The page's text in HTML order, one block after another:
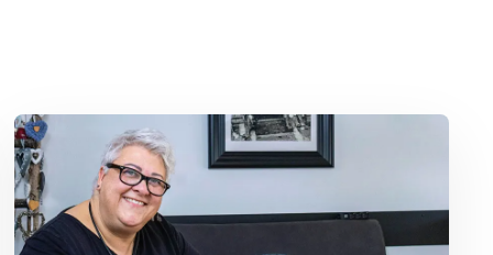
in de kapsalon
Lees meer over Ellen Garagoski uit Eerbeek: ‘Korte stukjes zijn